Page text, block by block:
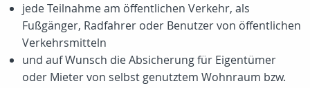
jede Teilnahme am öffentlichen Verkehr, als
Fußgänger, Radfahrer oder Benutzer von öffentlichen
Verkehrsmitteln
und auf Wunsch die Absicherung für Eigentümer
oder Mieter von selbst genutztem Wohnraum bzw.